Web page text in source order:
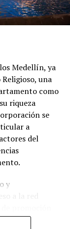
Medellín, ya
una
como
riqueza
se
a
del
y